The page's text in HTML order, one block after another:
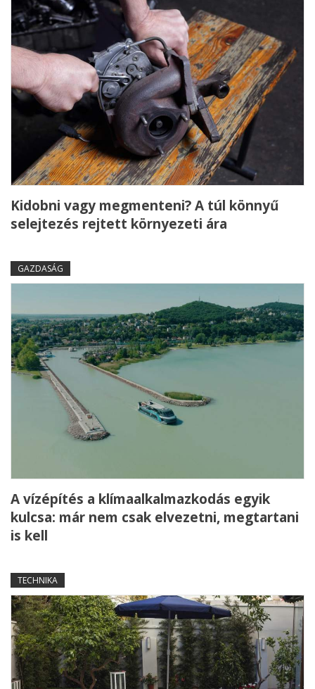
Kidobni vagy megmenteni? A túl könnyű
selejtezés rejtett környezeti ára
GAZDASÁG
A vízépítés a klímaalkalmazkodás egyik
kulcsa: már nem csak elvezetni, megtartani
is kell
TECHNIKA